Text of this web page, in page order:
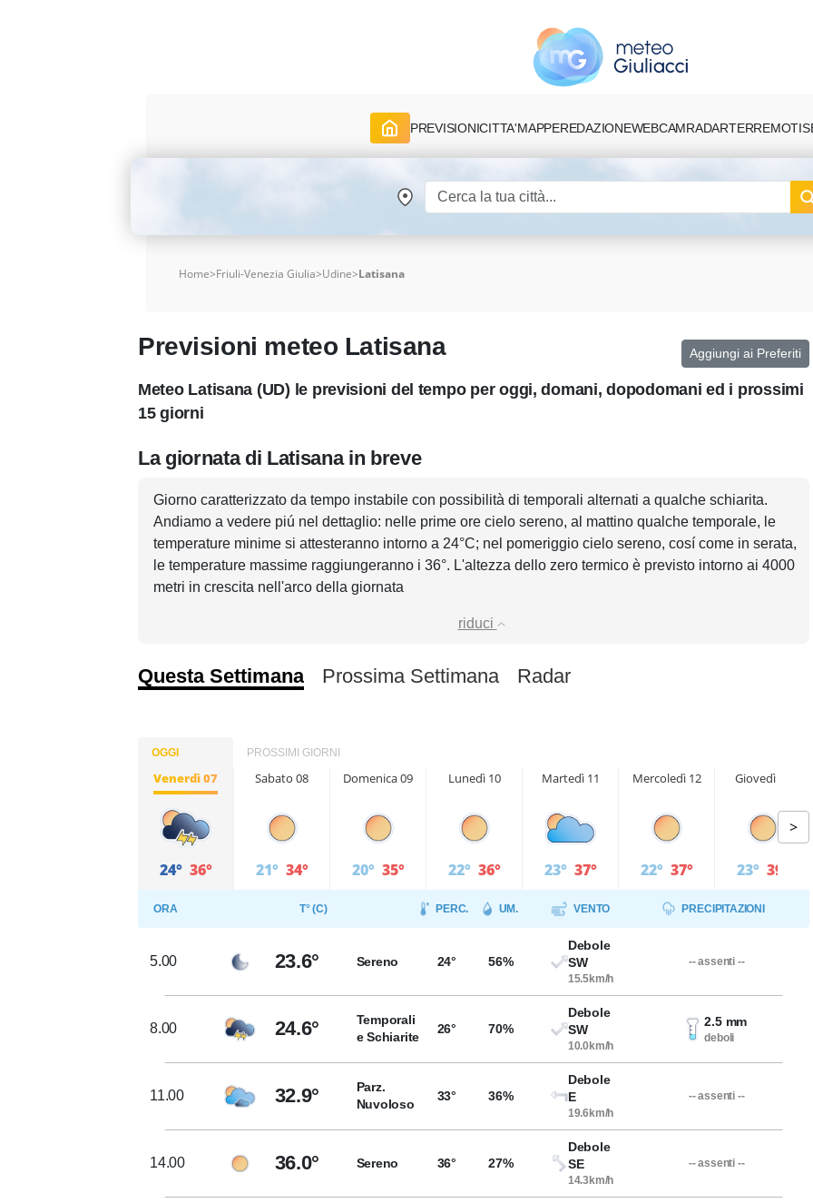
PREVISIONICITTA'MAPPEREDAZIONEWEBCAMRADARTERREMOTI
Home>Friuli-Venezia Giulia>Udine>Latisana
Previsioni meteo Latisana Aggiungi ai Preferiti
Meteo Latisana (UD) le previsioni del tempo per oggi, domani, dopodomani ed i prossimi
15 giorni
La giornata di Latisana in breve
Giorno caratterizzato da tempo instabile con possibilità di temporali alternati a qualche schiarita.
Andiamo a vedere piú nel dettaglio: nelle prime ore cielo sereno, al mattino qualche temporale, le
temperature minime si attesteranno intorno a 24°C; nel pomeriggio cielo sereno, cosí come in serata,
le temperature massime raggiungeranno i 36°. L'altezza dello zero termico è previsto intorno ai 4000
metri in crescita nell'arco della giornata
riduci
Questa Settimana Prossima Settimana Radar
OGGI PROSSIMI GIORNI
Venerdì 07
24° 36°
Sabato 08
21° 34°
Domenica 09
20° 35°
Lunedì 10
22° 36°
Martedì 11
23° 37°
Mercoledì 12
22° 37°
Giovedì 13
23° 39°
>
ORA T° (C) PERC. UM. VENTO PRECIPITAZIONI
5.00 23.6° Sereno 24° 56%
Debole
SW
15.5km/h
-- assenti --
8.00 24.6°
Temporali
e Schiarite
26° 70%
Debole
SW
10.0km/h
2.5 mm
deboli
11.00 32.9°
Parz.
Nuvoloso
33° 36%
Debole
E
19.6km/h
-- assenti --
14.00 36.0° Sereno 36° 27%
Debole
SE
14.3km/h
-- assenti --